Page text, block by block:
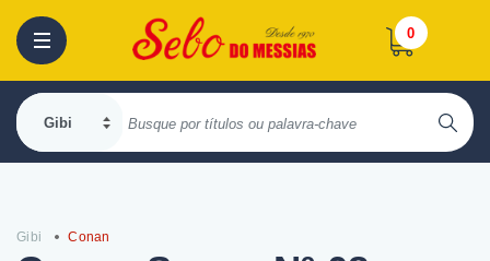
0
Gibi Conan